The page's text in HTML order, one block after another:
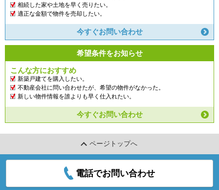
相続した家や土地を早く売りたい。
適正な金額で物件を売却したい。
今すぐお問い合わせ
希望条件をお知らせ
こんな方におすすめ
新築戸建てを購入したい。
不動産会社に問い合わせたが、希望の物件がなかった。
新しい物件情報を誰よりも早く仕入れたい。
今すぐお問い合わせ
ページトップへ
電話でお問い合わせ